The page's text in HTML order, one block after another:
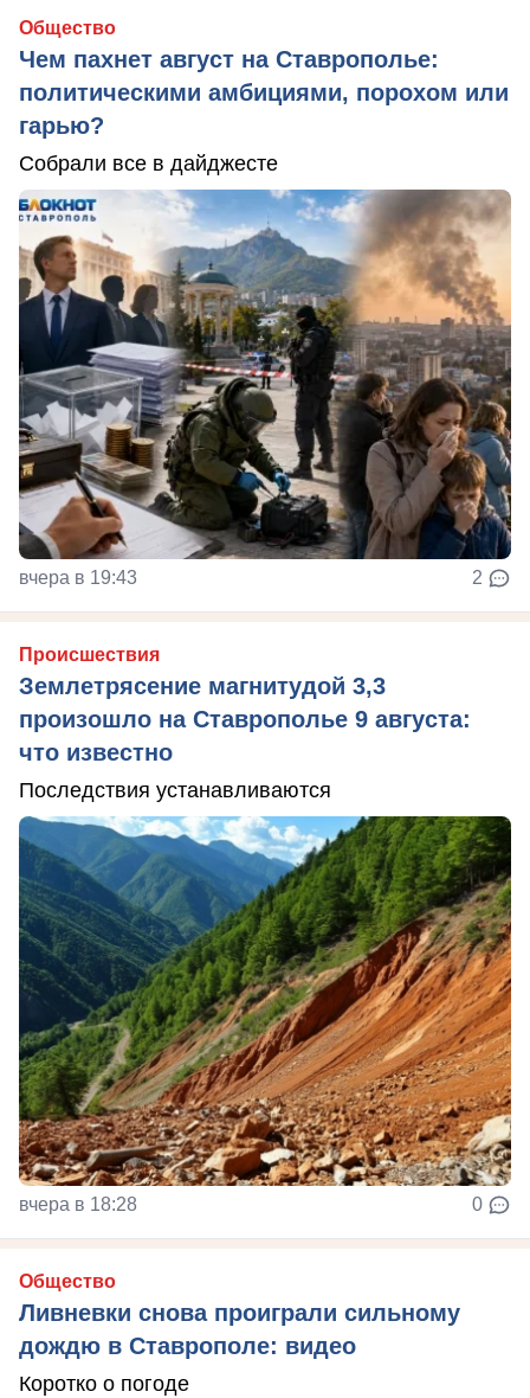
Общество
Чем пахнет август на Ставрополье:
политическими амбициями, порохом или
гарью?
Собрали все в дайджесте
вчера в 19:43 2
Происшествия
Землетрясение магнитудой 3,3
произошло на Ставрополье 9 августа:
что известно
Последствия устанавливаются
вчера в 18:28 0
Общество
Ливневки снова проиграли сильному
дождю в Ставрополе: видео
Коротко о погоде